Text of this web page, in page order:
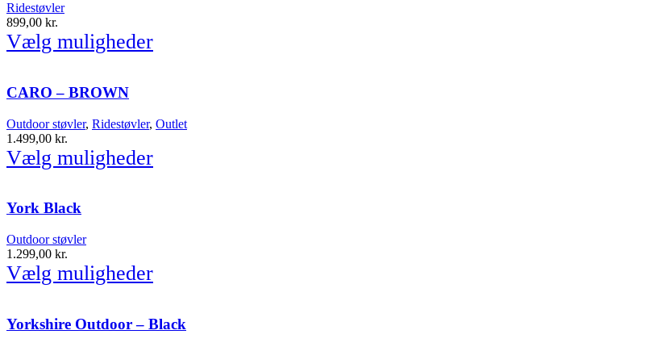
Ridestøvler
899,00 kr.
Vælg muligheder
CARO – BROWN
Outdoor støvler, Ridestøvler, Outlet
1.499,00 kr.
Vælg muligheder
York Black
Outdoor støvler
1.299,00 kr.
Vælg muligheder
Yorkshire Outdoor – Black